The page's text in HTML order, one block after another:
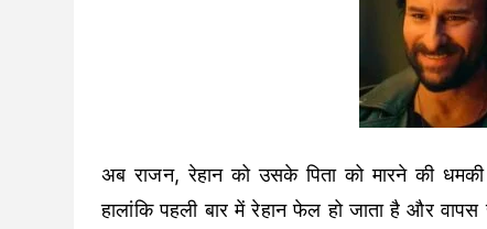
अब राजन, रेहान को उसके पिता को मारने की
हालांकि पहली बार में रेहान फेल हो जाता है और वापस